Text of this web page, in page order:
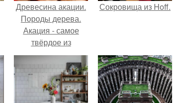
Древесина акации.
Породы дерева.
Акация - самое
твёрдое из
деревьев, растущих
в России.
Сокровища из Hoff.